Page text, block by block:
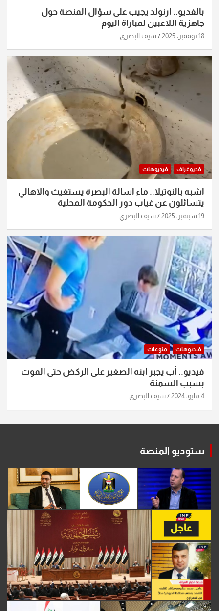
بالفديو.. ارنولد يجيب على سؤال المنصة حول
جاهزية اللاعبين لمباراة اليوم
18 نوفمبر، 2025 سيف البصري
فديوغراف فيديوهات
اشبه بالنوتيلا.. ماء اسالة البصرة يستغيث والاهالي
يتسائلون عن غياب دور الحكومة المحلية
19 سبتمبر، 2025 سيف البصري
فيديوهات منوعات
فيديو.. أب يجبر ابنه الصغير على الركض حتى الموت
بسبب السمنة
4 مايو، 2024 سيف البصري
ستوديو المنصة